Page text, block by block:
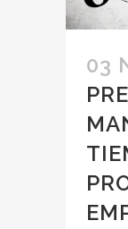
03